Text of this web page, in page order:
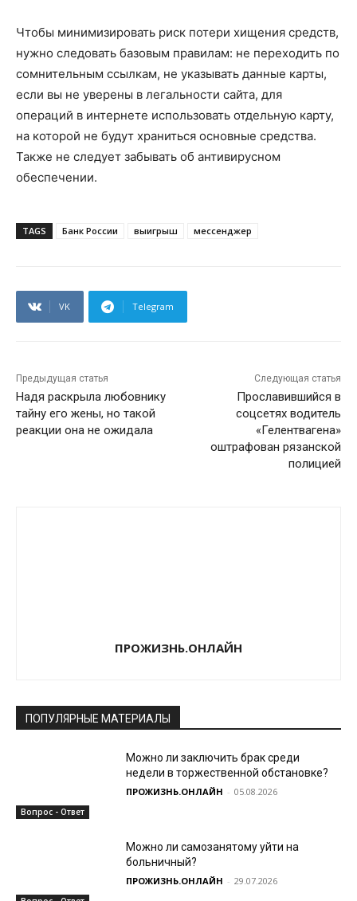
Чтобы минимизировать риск потери хищения средств,
нужно следовать базовым правилам: не переходить по
сомнительным ссылкам, не указывать данные карты,
если вы не уверены в легальности сайта, для
операций в интернете использовать отдельную карту,
на которой не будут храниться основные средства.
Также не следует забывать об антивирусном
обеспечении.
TAGS Банк России выигрыш мессенджер
VK Telegram
Предыдущая статья
Надя раскрыла любовнику
тайну его жены, но такой
реакции она не ожидала
Следующая статья
Прославившийся в
соцсетях водитель
«Гелентвагена»
оштрафован рязанской
полицией
ПРОЖИЗНЬ.ОНЛАЙН
ПОПУЛЯРНЫЕ МАТЕРИАЛЫ
Вопрос - Ответ
Можно ли заключить брак среди
недели в торжественной обстановке?
ПРОЖИЗНЬ.ОНЛАЙН - 05.08.2026
Можно ли самозанятому уйти на
больничный?
ПРОЖИЗНЬ.ОНЛАЙН - 29.07.2026